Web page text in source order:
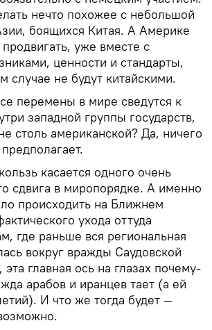
нечто похожее с небольшой
боящихся Китая. А Америке
продвигать, уже вместе с
ценности и стандарты,
случае не будут китайскими.
перемены в мире сведутся к
западной группы государств,
столь американской? Да, ничего
касается одного очень
сдвига в миропорядке. А именно
происходить на Ближнем
ухода оттуда
где раньше вся региональная
вокруг вражды Саудовской
главная ось на глазах почему-
арабов и иранцев тает (а ей
И что же тогда будет —